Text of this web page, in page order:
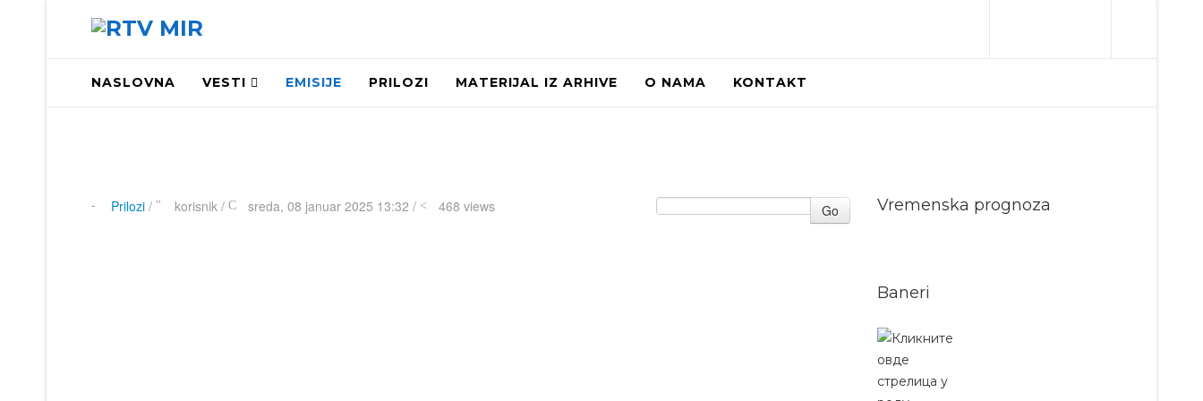
NASLOVNA VESTI EMISIJE PRILOZI MATERIJAL IZ ARHIVE O NAMA KONTAKT
Prilozi/ korisnik / sreda, 08 januar 2025 13:32 / 468 views Go Vremenska prognoza
Baneri